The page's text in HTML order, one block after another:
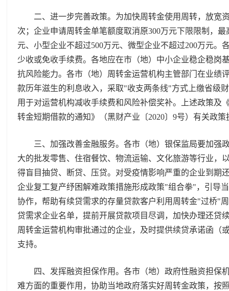
二、进一步完善政策。为加快周转金使用周转，放宽
次；企业申请周转金单笔额度取消原300万元下限限制，
元、小型企业不超过500万元、微型企业不超过200万元
少收或免收手续费。各地应在市（地）中小企业稳企稳岗
抗风险能力。各市（地）周转金运营机构主管部门在业绩
款历年滋生的利息收入，采取"收支两条线"方式上缴省级
用于对运营机构减收手续费和风险补偿奖补。上述政策及
转金短期借款的通知》（黑财产业〔2020〕9号）有关政策
三、加强改善金融服务。各市（地）银保监局要加强
大的批发零售、住宿餐饮、物流运输、文化旅游等行业，
得盲目抽贷、断贷、压贷。对受疫情影响严重的企业到期
企业复工复产纾困解难政策措施形成政策"组合拳"，引导
协作，帮助有续贷需求的存量贷款客户利用周转金"过桥"
贷需求企业名单，提前开展贷款项目尽调，加快办理还贷
周转金运营机构审批通过的企业，及时提供续贷承诺函（
支持。
四、发挥融资担保作用。各市（地）政府性融资担保
难方面的重要作用，协助当地政府落实好周转金政策，按